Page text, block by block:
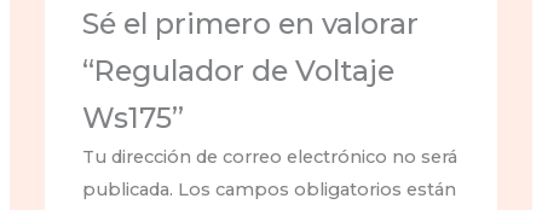
Sé el primero en valorar
“Regulador de Voltaje
Ws175”
Tu dirección de correo electrónico no será
publicada. Los campos obligatorios están